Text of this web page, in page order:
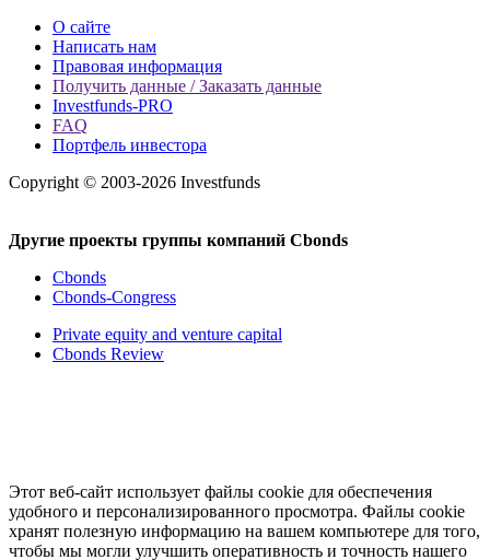
О сайте
Написать нам
Правовая информация
Получить данные / Заказать данные
Investfunds-PRO
FAQ
Портфель инвестора
Copyright © 2003-2026 Investfunds
Другие проекты группы компаний Cbonds
Cbonds
Cbonds-Congress
Private equity and venture capital
Cbonds Review
Этот веб-сайт использует файлы cookie для обеспечения
удобного и персонализированного просмотра. Файлы cookie
хранят полезную информацию на вашем компьютере для того,
чтобы мы могли улучшить оперативность и точность нашего